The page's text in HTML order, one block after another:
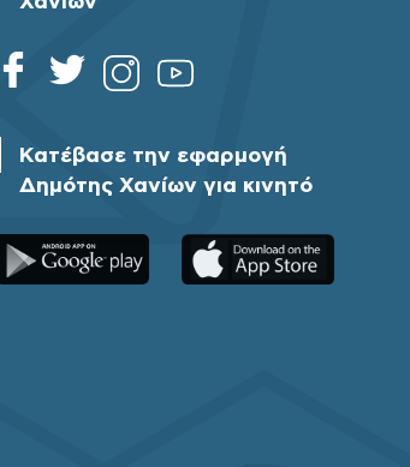
Κατέβασε την εφαρμογή
Δημότης Χανίων για κινητό